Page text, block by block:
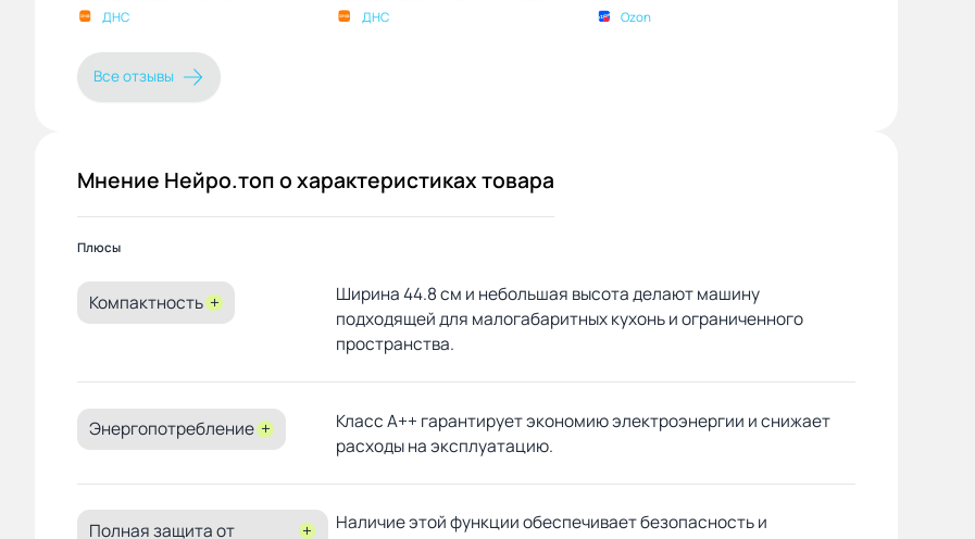
встраиваемую. Компактная, в
Отлично моет даже самую грязную
посуду и после гречки в том числе)
После мытья не остаётся
ДНС
Защита от протечек, семь
ДНС Ozon
Все отзывы
Мнение Нейро.топ о характеристиках товара
Плюсы
Компактность +
Ширина 44.8 см и небольшая высота делают машину
подходящей для малогабаритных кухонь и ограниченного
пространства.
Энергопотребление +
Класс A++ гарантирует экономию электроэнергии и снижает
расходы на эксплуатацию.
Полная защита от +
Наличие этой функции обеспечивает безопасность и